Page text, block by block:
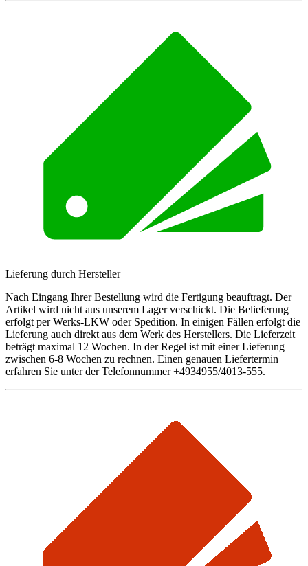
Lieferung durch Hersteller
Nach Eingang Ihrer Bestellung wird die Fertigung beauftragt. Der
Artikel wird nicht aus unserem Lager verschickt. Die Belieferung
erfolgt per Werks-LKW oder Spedition. In einigen Fällen erfolgt die
Lieferung auch direkt aus dem Werk des Herstellers. Die Lieferzeit
beträgt maximal 12 Wochen. In der Regel ist mit einer Lieferung
zwischen 6-8 Wochen zu rechnen. Einen genauen Liefertermin
erfahren Sie unter der Telefonnummer +4934955/4013-555.